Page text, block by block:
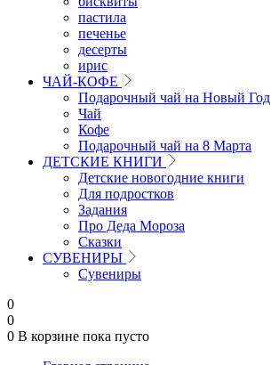
пастила
печенье
десерты
ирис
ЧАЙ-КОФЕ
Подарочный чай на Новый Год
Чай
Кофе
Подарочный чай на 8 Марта
ДЕТСКИЕ КНИГИ
Детские новогодние книги
Для подростков
Задания
Про Деда Мороза
Сказки
СУВЕНИРЫ
Сувениры
0
0
0 В корзине пока пусто